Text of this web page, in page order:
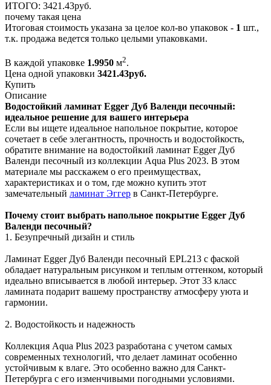
ИТОГО: 3421.43руб.
почему такая цена
Итоговая стоимость указана за целое кол-во упаковок - 1 шт.,
т.к. продажа ведется только целыми упаковками.
В каждой упаковке 1.9950 м2.
Цена одной упаковки 3421.43руб.
Купить
Описание
Водостойкий ламинат Egger Дуб Валенди песочный:
идеальное решение для вашего интерьера
Если вы ищете идеальное напольное покрытие, которое
сочетает в себе элегантность, прочность и водостойкость,
обратите внимание на водостойкий ламинат Egger Дуб
Валенди песочный из коллекции Aqua Plus 2023. В этом
материале мы расскажем о его преимуществах,
характеристиках и о том, где можно купить этот
замечательный ламинат Эггер в Санкт-Петербурге.
Почему стоит выбрать напольное покрытие Egger Дуб
Валенди песочный?
1. Безупречный дизайн и стиль
Ламинат Egger Дуб Валенди песочный EPL213 с фаской
обладает натуральным рисунком и теплым оттенком, который
идеально вписывается в любой интерьер. Этот 33 класс
ламината подарит вашему пространству атмосферу уюта и
гармонии.
2. Водостойкость и надежность
Коллекция Aqua Plus 2023 разработана с учетом самых
современных технологий, что делает ламинат особенно
устойчивым к влаге. Это особенно важно для Санкт-
Петербурга с его изменчивыми погодными условиями.